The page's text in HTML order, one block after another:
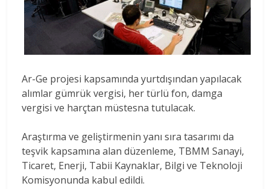
Ar-Ge projesi kapsamında yurtdışından yapılacak
alımlar gümrük vergisi, her türlü fon, damga
vergisi ve harçtan müstesna tutulacak.
Araştırma ve geliştirmenin yanı sıra tasarımı da
teşvik kapsamına alan düzenleme, TBMM Sanayi,
Ticaret, Enerji, Tabii Kaynaklar, Bilgi ve Teknoloji
Komisyonunda kabul edildi.